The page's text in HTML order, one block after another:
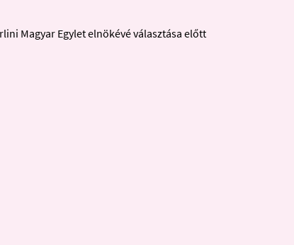
Magyar Egylet elnökévé választása előtt